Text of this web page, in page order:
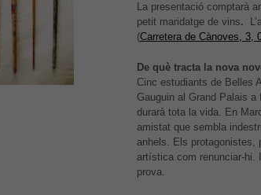
La presentació comptarà
petit maridatge de vins.
(Carretera de Cànoves, 3,
De què tracta la nova
Cinc estudiants de Belles
Gauguin al Grand Palais
durarà tota la vida. En
amistat que sembla
anhels. Els protagonistes,
artística com renunciar-hi.
prova.